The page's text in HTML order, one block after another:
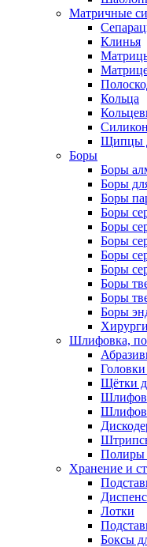
Матричные
Клинья
Кольца
Щипцы
Боры
Боры
Боры
Боры
Боры
Боры
Боры
Боры
Боры
Боры
Боры
Боры
Шлифовка,
Щётки
Полиры
Хранение и
Лотки
Боксы